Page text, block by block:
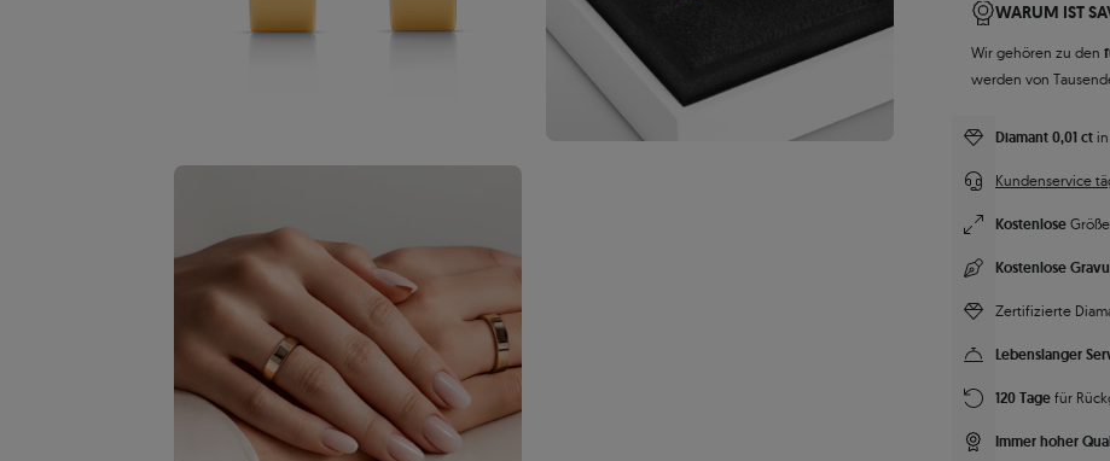
WARUM IST
Wir gehören zu den
werden von
Diamant 0,01 ct
Kundenservice
Kostenlose
Kostenlose
Zertifizierte
Lebenslanger
120 Tage für
Immer hoher